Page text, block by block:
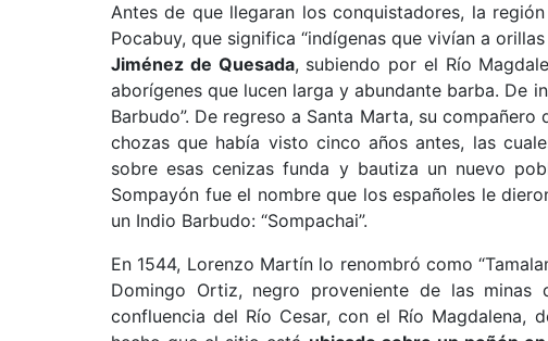
Antes de que llegaran los conquistadores, la
Pocabuy, que significa “indígenas que vivían a
Jiménez de Quesada, subiendo por el Río
aborígenes que lucen larga y abundante barba. De
Barbudo”. De regreso a Santa Marta, su
chozas que había visto cinco años antes, las
sobre esas cenizas funda y bautiza un nuevo
Sompayón fue el nombre que los españoles le
un Indio Barbudo: “Sompachai”.
En 1544, Lorenzo Martín lo renombró como
Domingo Ortiz, negro proveniente de las
confluencia del Río Cesar, con el Río Magdalena,